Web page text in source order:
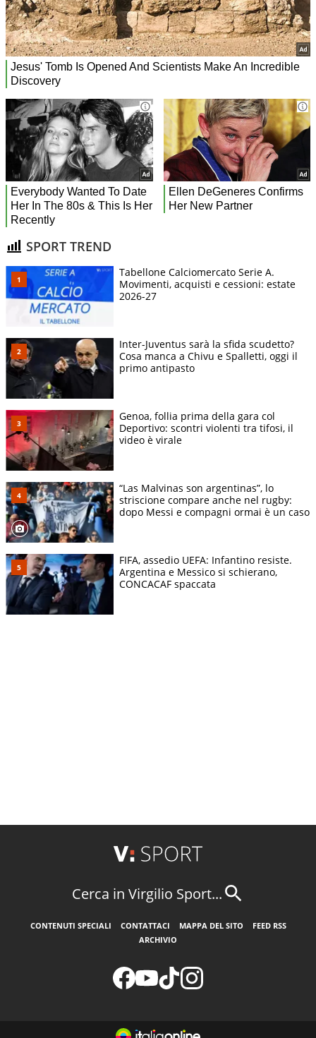
SPORT TREND
Tabellone Calciomercato Serie A.
Movimenti, acquisti e cessioni: estate
2026-27
Inter-Juventus sarà la sfida scudetto?
Cosa manca a Chivu e Spalletti, oggi il
primo antipasto
Genoa, follia prima della gara col
Deportivo: scontri violenti tra tifosi, il
video è virale
“Las Malvinas son argentinas”, lo
striscione compare anche nel rugby:
dopo Messi e compagni ormai è un caso
FIFA, assedio UEFA: Infantino resiste.
Argentina e Messico si schierano,
CONCACAF spaccata
Cerca in Virgilio Sport...
CONTENUTI SPECIALI CONTATTACI MAPPA DEL SITO
FEED RSS
ARCHIVIO